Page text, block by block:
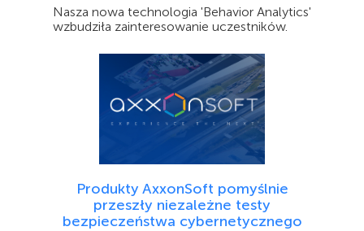
Nasza nowa technologia 'Behavior Analytics'
wzbudziła zainteresowanie uczestników.
Produkty AxxonSoft pomyślnie
przeszły niezależne testy
bezpieczeństwa cybernetycznego